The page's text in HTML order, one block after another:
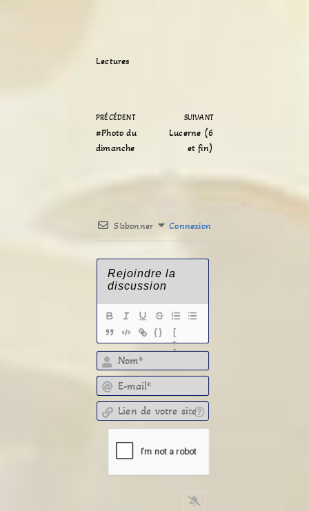
Lectures
PRÉCÉDENT
#Photo du
dimanche
SUIVANT
Lucerne (6
et fin)
S’abonner Connexion
{}
[
+
]